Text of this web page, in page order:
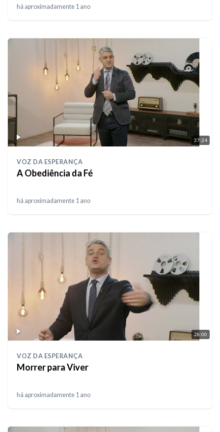
há aproximadamente 1 ano
27:24
VOZ DA ESPERANÇA
A Obediência da Fé
há aproximadamente 1 ano
28:00
VOZ DA ESPERANÇA
Morrer para Viver
há aproximadamente 1 ano